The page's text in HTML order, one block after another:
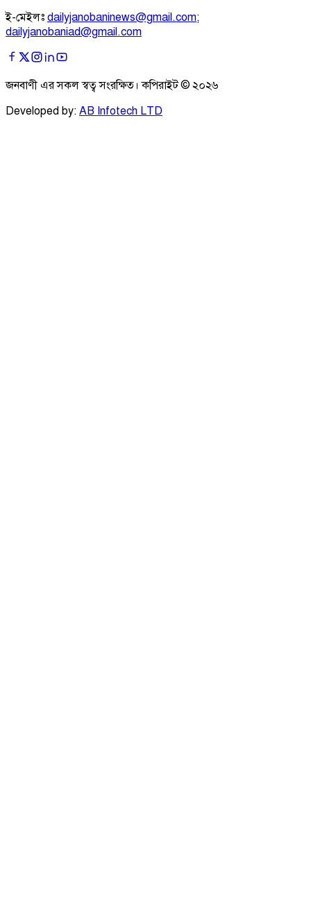
ই-মেইলঃ dailyjanobaninews@gmail.com;
dailyjanobaniad@gmail.com
জনবাণী এর সকল স্বত্ব সংরক্ষিত। কপিরাইট © ২০২৬
Developed by: AB Infotech LTD